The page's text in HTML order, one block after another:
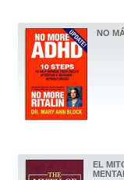
NO
EL